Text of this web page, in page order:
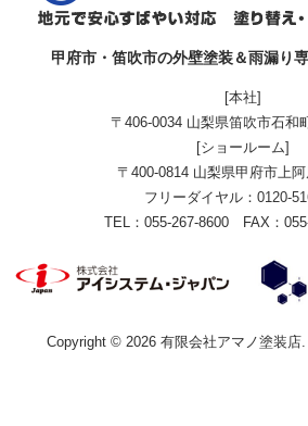
甲府市・笛吹市の外壁塗装＆雨漏り
[本社]
〒406-0034 山梨県笛吹市石和
[ショールーム]
〒400-0814 山梨県甲府市上
フリーダイヤル： 0120-
TEL：055-267-8600 FAX：
Copyright © 2026 有限会社アマノ塗装店